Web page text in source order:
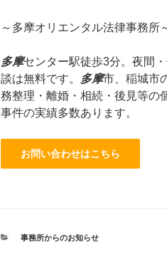
～多摩オリエンタル法律事務所
多摩センター駅徒歩3分。夜間
談は無料です。
多摩市、稲城市
務整理・離婚・相続・後見等の
事件の実績多数あります。
カ
事務所からのお知らせ